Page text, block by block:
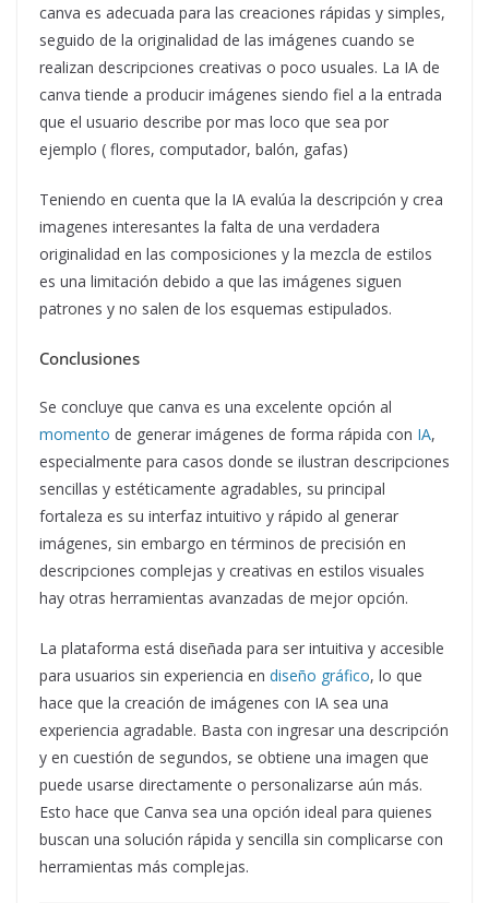
canva es adecuada para las creaciones rápidas y simples,
seguido de la originalidad de las imágenes cuando se
realizan descripciones creativas o poco usuales. La IA de
canva tiende a producir imágenes siendo fiel a la entrada
que el usuario describe por mas loco que sea por
ejemplo ( flores, computador, balón, gafas)
Teniendo en cuenta que la IA evalúa la descripción y crea
imagenes interesantes la falta de una verdadera
originalidad en las composiciones y la mezcla de estilos
es una limitación debido a que las imágenes siguen
patrones y no salen de los esquemas estipulados.
Conclusiones
Se concluye que canva es una excelente opción al
momento de generar imágenes de forma rápida con IA,
especialmente para casos donde se ilustran descripciones
sencillas y estéticamente agradables, su principal
fortaleza es su interfaz intuitivo y rápido al generar
imágenes, sin embargo en términos de precisión en
descripciones complejas y creativas en estilos visuales
hay otras herramientas avanzadas de mejor opción.
La plataforma está diseñada para ser intuitiva y accesible
para usuarios sin experiencia en diseño gráfico, lo que
hace que la creación de imágenes con IA sea una
experiencia agradable. Basta con ingresar una descripción
y en cuestión de segundos, se obtiene una imagen que
puede usarse directamente o personalizarse aún más.
Esto hace que Canva sea una opción ideal para quienes
buscan una solución rápida y sencilla sin complicarse con
herramientas más complejas.